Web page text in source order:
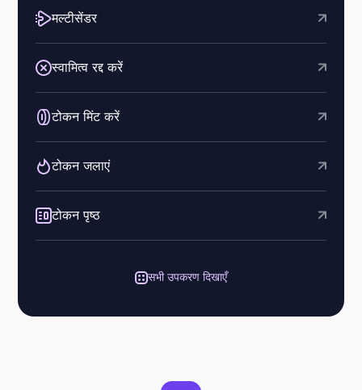
मल्टीसेंडर
स्वामित्व रद्द करें
टोकन मिंट करें
टोकन जलाएं
टोकन पृष्ठ
सभी उपकरण दिखाएँ